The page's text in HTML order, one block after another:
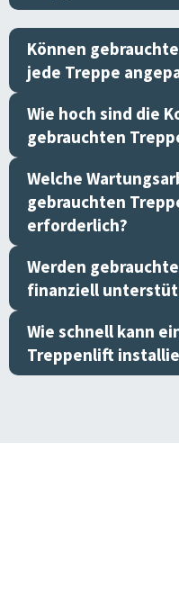
Können
jede Treppe
Wie hoch sind die
gebrauchten
Welche
gebrauchten
erforderlich?
Werden
finanziell
Wie schnell kann
Treppenlift